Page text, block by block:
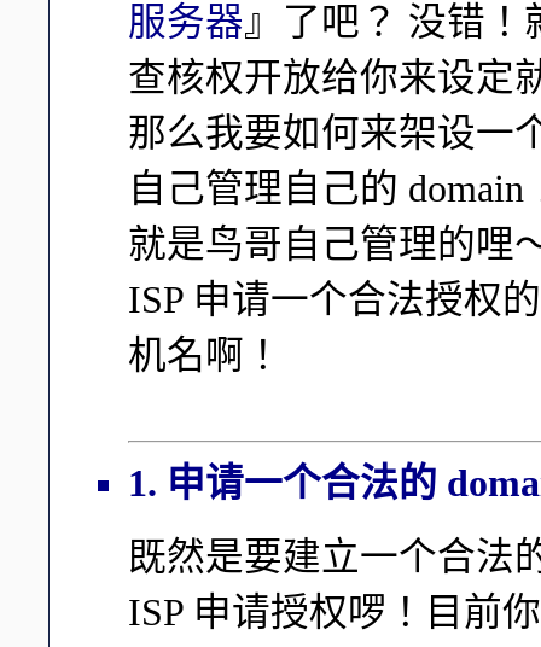
服务器』了吧？ 没错！
查核权开放给你来设定
那么我要如何来架设一
自己管理自己的
就是鸟哥自己管理的哩
ISP 申请一个合法授权
机名啊！
1. 申请一个合法的
既然是要建立一个合法
ISP 申请授权啰！目前